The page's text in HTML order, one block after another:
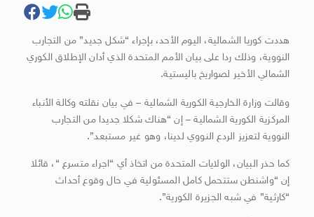
هددت كوريا الشمالية، اليوم الأحد، بإجراء “شكل جديد” من التجارب
النووية، وذلك ردا على بيان الأمم المتحدة الذي أدان الإطلاق الكوري
الشمالي الأخير لصواريخ باليستية.
وقالت وزارة الخارجية الكورية الشمالية – في بيان نقلته وكالة الأنباء
المركزية الكورية الشمالية – إن “هناك شكلا جديدا من التجارب
النووية لتعزيز الردع النووي لدينا، وهو غير مستبعد”.
كما حذر البيان، الولايات المتحدة من اتخاذ أي “اجراء متسرع “، قائلا
إن “واشنطن ستتحمل كامل المسئولية في حال وقوع أحداث
“كارثية” في شبه الجزيرة الكورية”.